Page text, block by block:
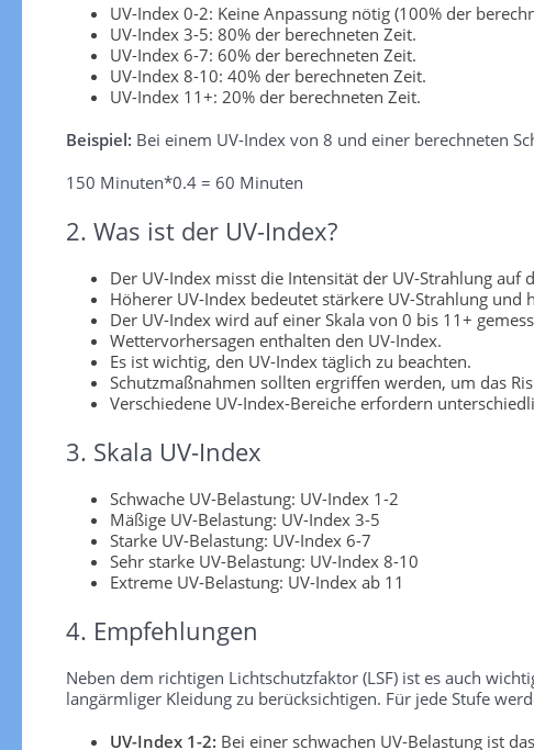
UV-Index 0-2: Keine Anpassung nötig (100% der
UV-Index 3-5: 80% der berechneten Zeit.
UV-Index 6-7: 60% der berechneten Zeit.
UV-Index 8-10: 40% der berechneten Zeit.
UV-Index 11+: 20% der berechneten Zeit.
Beispiel: Bei einem UV-Index von 8 und einer berechneten
150 Minuten*0.4 = 60 Minuten
2. Was ist der UV-Index?
Der UV-Index misst die Intensität der UV-Strahlung auf
Höherer UV-Index bedeutet stärkere UV-Strahlung
Der UV-Index wird auf einer Skala von 0 bis 11+
Wettervorhersagen enthalten den UV-Index.
Es ist wichtig, den UV-Index täglich zu beachten.
Schutzmaßnahmen sollten ergriffen werden, um das
Verschiedene UV-Index-Bereiche erfordern
3. Skala UV-Index
Schwache UV-Belastung: UV-Index 1-2
Mäßige UV-Belastung: UV-Index 3-5
Starke UV-Belastung: UV-Index 6-7
Sehr starke UV-Belastung: UV-Index 8-10
Extreme UV-Belastung: UV-Index ab 11
4. Empfehlungen
Neben dem richtigen Lichtschutzfaktor (LSF) ist es auch
langärmliger Kleidung zu berücksichtigen. Für jede Stufe
UV-Index 1-2: Bei einer schwachen UV-Belastung ist